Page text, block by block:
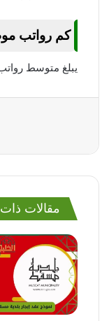
كم رواتب
يبلغ متوسط رواتب
مقالات